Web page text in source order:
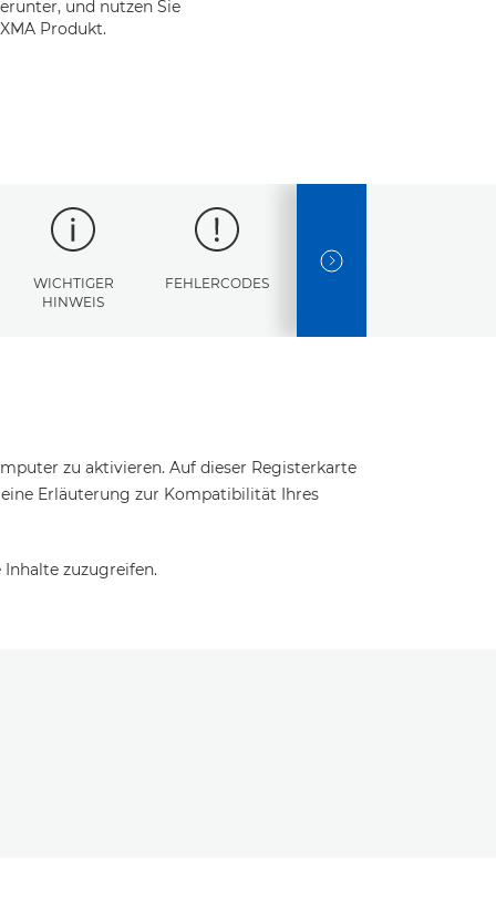
und nutzen Sie
Produkt.
WICHTIGER
HINWEIS
FEHLERCODES
NEXT SLIDE
zu aktivieren. Auf dieser Registerkarte
Erläuterung zur Kompatibilität Ihres
zuzugreifen.